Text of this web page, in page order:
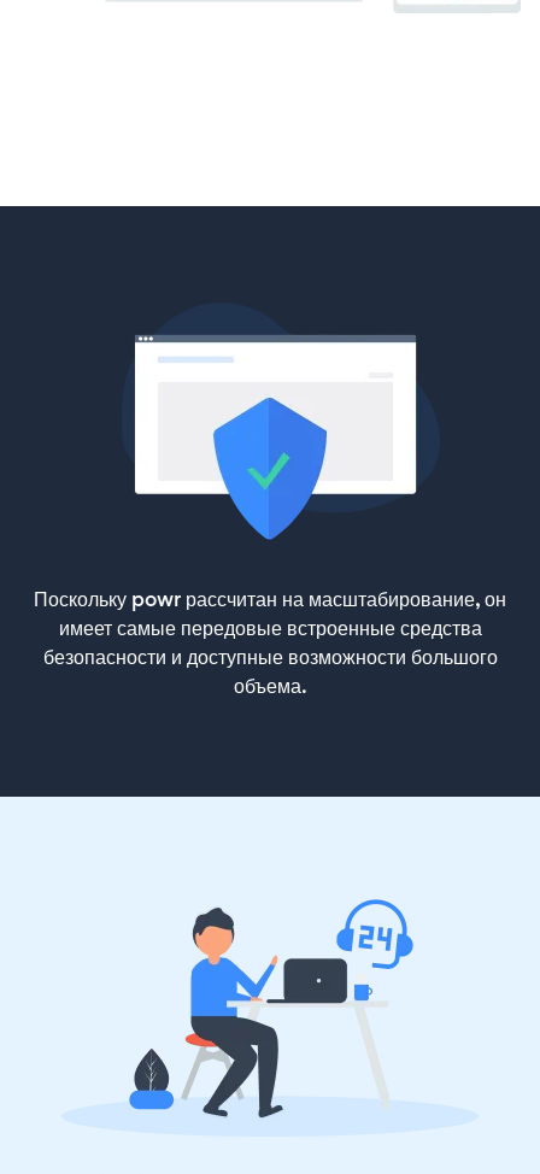
Поскольку powr рассчитан на масштабирование, он
имеет самые передовые встроенные средства
безопасности и доступные возможности большого
объема.